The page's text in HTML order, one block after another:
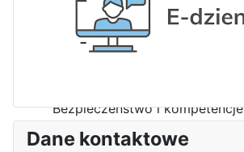
Bezpieczeństwo i kompetencje
Dane kontaktowe